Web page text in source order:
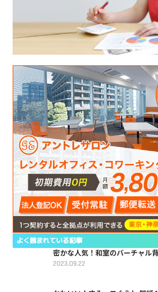
よく読まれている記事
密かな人気！和室のバーチャル
2023.09.22